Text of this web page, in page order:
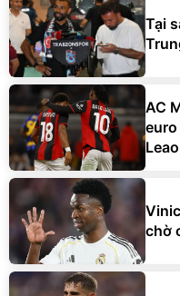
Tại
AC
euro
Leao
chờ